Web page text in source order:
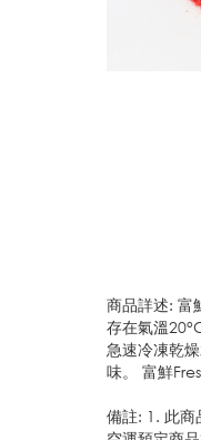
商品詳述: 富
存在氣溫
急速冷凍乾
味。 富鮮
備註: 1. 此商